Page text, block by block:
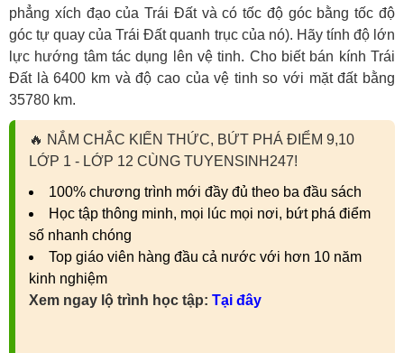
phẳng xích đạo của Trái Đất và có tốc độ góc bằng tốc độ
góc tự quay của Trái Đất quanh trục của nó). Hãy tính độ lớn
lực hướng tâm tác dụng lên vệ tinh. Cho biết bán kính Trái
Đất là 6400 km và độ cao của vệ tinh so với mặt đất bằng
35780 km.
🔥 NẮM CHẮC KIẾN THỨC, BỨT PHÁ ĐIỂM 9,10
LỚP 1 - LỚP 12 CÙNG TUYENSINH247!
100% chương trình mới đầy đủ theo ba đầu sách
Học tập thông minh, mọi lúc mọi nơi, bứt phá điểm
số nhanh chóng
Top giáo viên hàng đầu cả nước với hơn 10 năm
kinh nghiệm
Xem ngay lộ trình học tập: Tại đây